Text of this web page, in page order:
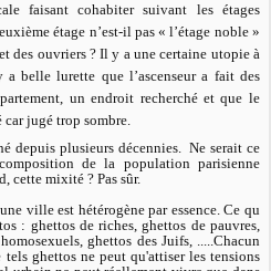
faisant cohabiter suivant les étages
étage n’est-il pas « l’étage noble »
des ouvriers ? Il y a une certaine utopie à
belle lurette que l’ascenseur a fait des
un endroit recherché et que le
car jugé trop sombre.
depuis plusieurs décennies. Ne serait ce
de la population parisienne
cette mixité ? Pas sûr.
ville est hétérogène par essence. Ce qu
: ghettos de riches, ghettos de pauvres,
ghettos des Juifs, .....Chacun
ghettos ne peut qu'attiser les tensions